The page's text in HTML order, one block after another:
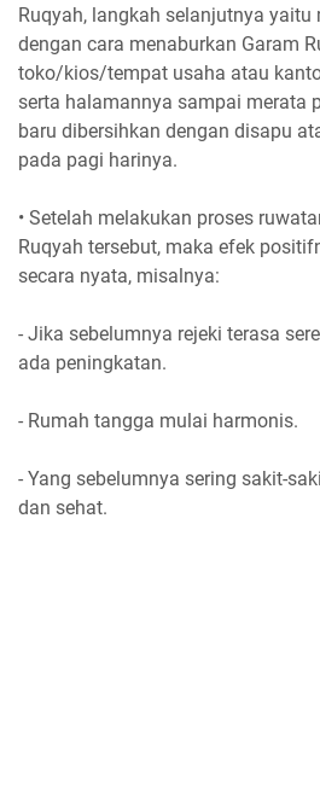
Ruqyah, langkah selanjutnya
dengan cara menaburkan Garam
toko/kios/tempat usaha atau
serta halamannya sampai merata
baru dibersihkan dengan disapu
pada pagi harinya.
• Setelah melakukan proses
Ruqyah tersebut, maka efek
secara nyata, misalnya:
- Jika sebelumnya rejeki terasa
ada peningkatan.
- Rumah tangga mulai harmonis.
- Yang sebelumnya sering sakit-
dan sehat.